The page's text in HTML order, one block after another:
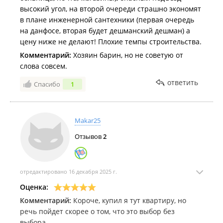
2025 год
Против дороги через частный сектор на сопке Холодильник
во Владивостоке выступили все допущенные к обсуждениям
участники.
Новую дорогу к ЖК на сопке Холодильник планируют
построить за два года.
2024 год
высокий угол, на второй очереди страшно экономят
в плане инженерной сантехники (первая очередь
на данфосе, вторая будет дешманский дешман) а
цену ниже не делают! Плохие темпы строительства.
Комментарий: Хозяин барин, но не советую от
слова совсем.
Спасибо 1 ответить
Makar25
Отзывов2
отредактировано 16 декабря 2025 г.
Оценка:
Комментарий: Короче, купил я тут квартиру, но
речь пойдет скорее о том, что это выбор без